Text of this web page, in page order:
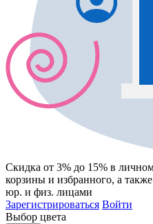
Скидка от 3% до 15% в
корзины и избранного, а
юр. и физ. лицами
Зарегистрироваться Войти
Выбор цвета